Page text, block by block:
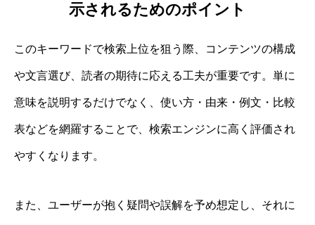
示されるためのポイント
このキーワードで検索上位を狙う際、コンテンツの構成
や文言選び、読者の期待に応える工夫が重要です。単に
意味を説明するだけでなく、使い方・由来・例文・比較
表などを網羅することで、検索エンジンに高く評価され
やすくなります。
また、ユーザーが抱く疑問や誤解を予め想定し、それに